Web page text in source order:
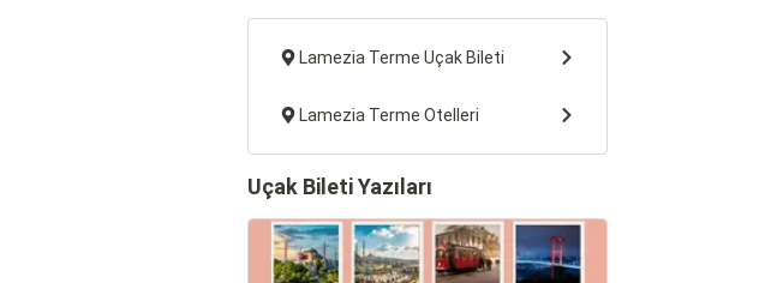
Lamezia Terme Uçak Bileti
Lamezia Terme Otelleri
Uçak Bileti Yazıları